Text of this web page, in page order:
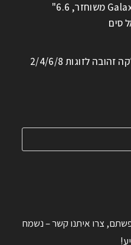
סמסונג Galaxy A42 5G משוחזר, 6.6"
טבעת נירוסטה חלקה זהובה לזוגות 2/4/6/8
צרו איתנו קשר – נשמח